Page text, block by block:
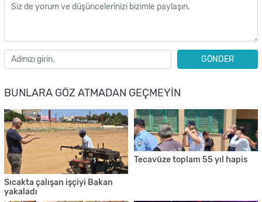
GÖNDER
BUNLARA GÖZ ATMADAN GEÇMEYIN
Sıcakta çalışan işçiyi Bakan
yakaladı
Tecavüze toplam 55 yıl hapis